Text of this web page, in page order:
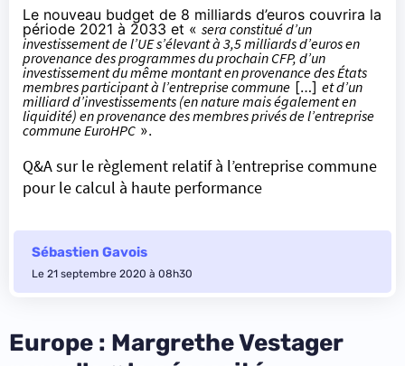
Le nouveau budget de 8 milliards d’euros couvrira la
période 2021 à 2033 et « sera constitué d’un
investissement de l’UE s’élevant à 3,5 milliards d’euros en
provenance des programmes du prochain CFP, d’un
investissement du même montant en provenance des États
membres participant à l’entreprise commune […] et d’un
milliard d’investissements (en nature mais également en
liquidité) en provenance des membres privés de l’entreprise
commune EuroHPC ».
Q&A sur le règlement relatif à l’entreprise commune
pour le calcul à haute performance
Sébastien Gavois
Le 21 septembre 2020 à 08h30
Europe : Margrethe Vestager